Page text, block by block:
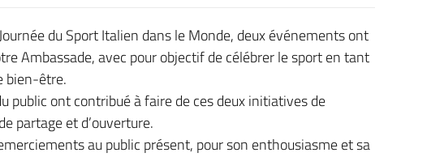
du Sport Italien dans le Monde, deux événements ont
Ambassade, avec pour objectif de célébrer le sport en tant
bien-être.
public ont contribué à faire de ces deux initiatives de
partage et d’ouverture.
au public présent, pour son enthousiasme et sa